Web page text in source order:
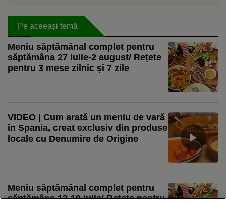
Pe aceeași temă
Meniu săptămânal complet pentru
săptămâna 27 iulie-2 august/ Rețete
pentru 3 mese zilnic și 7 zile
VIDEO | Cum arată un meniu de vară
în Spania, creat exclusiv din produse
locale cu Denumire de Origine
Meniu săptămânal complet pentru
săptămâna 13-19 iulie/ Rețete pentru